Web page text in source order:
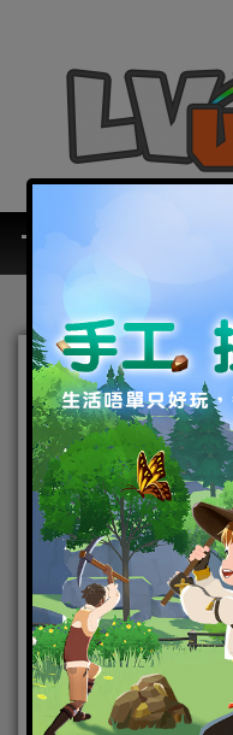
Android
2017最搞鬼手
挑戰賽、戰馬
2017-03-31 |Android,IOS